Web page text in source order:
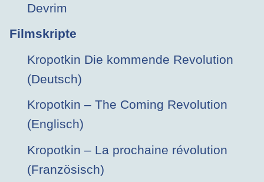
Devrim
Filmskripte
Kropotkin Die kommende Revolution
(Deutsch)
Kropotkin – The Coming Revolution
(Englisch)
Kropotkin – La prochaine révolution
(Französisch)